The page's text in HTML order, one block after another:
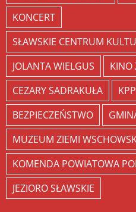
KONCERT
SŁAWSKIE CENTRUM
JOLANTA WIELGUS
KINO
CEZARY SADRAKUŁA
BEZPIECZEŃSTWO
MUZEUM ZIEMI
KOMENDA POWIATOWA
JEZIORO SŁAWSKIE